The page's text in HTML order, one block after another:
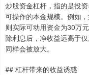
炒股资金杠杆，指的是投
可操作的本金规模。例如
则实际可动用资金为30万
除利息后，净收益远高于
同样会被放大。
## 杠杆带来的收益诱惑